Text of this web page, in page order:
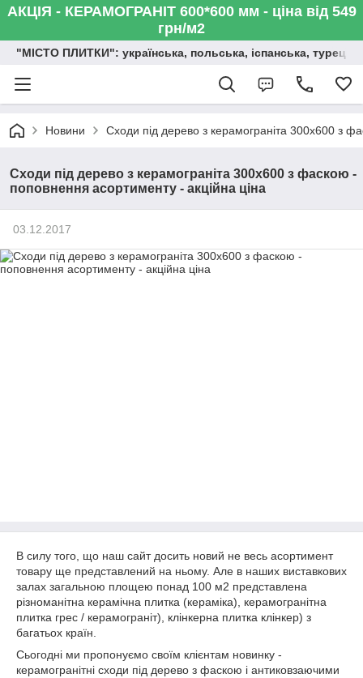
АКЦІЯ - КЕРАМОГРАНІТ 600*600 мм - ціна від 549
грн/м2
"МІСТО ПЛИТКИ": українська, польська, іспанська,
Новини Сходи під дерево з керамограніта 300х600 з
Сходи під дерево з керамограніта 300х600 з фаскою -
поповнення асортименту - акційна ціна
03.12.2017
В силу того, що наш сайт досить новий не весь асортимент
товару ще представлений на ньому. Але в наших виставкових
залах загальною площею понад 100 м2 представлена
різноманітна керамічна плитка (кераміка), керамогранітна
плитка грес / керамограніт), клінкерна плитка клінкер) з
багатьох країн.
Сьогодні ми пропонуємо своїм клієнтам новинку -
керамогранітні сходи під дерево з фаскою і антиковзаючими